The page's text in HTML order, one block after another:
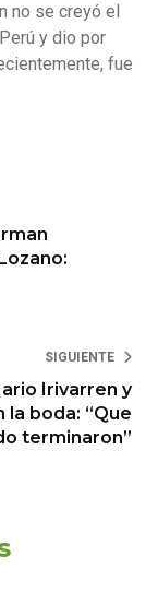
no se creyó el
y dio por
fue
SIGUIENTE
Irivarren y
la boda: “Que
terminaron”